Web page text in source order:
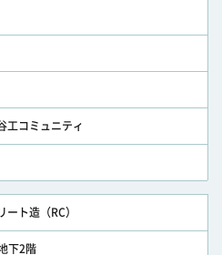
工コミュニティ
ート造（RC）
下2階